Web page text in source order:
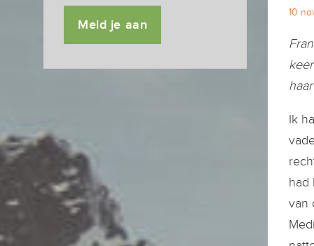
Meld je aan
10
Ik
had
van